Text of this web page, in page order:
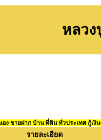
หลวง
อง ขายฝาก บ้าน ที่ดิน ทั่วประเทศ กู้เงิ
รายละเอียด